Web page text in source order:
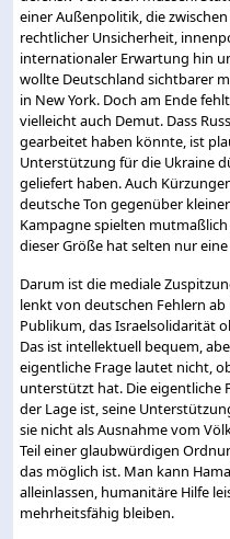
einer Außenpolitik, die
rechtlicher Unsicherheit,
internationaler Erwartung hin
wollte Deutschland sichtbarer
in New York. Doch am Ende
vielleicht auch Demut. Dass
gearbeitet haben könnte, ist
Unterstützung für die Ukraine
geliefert haben. Auch
deutsche Ton gegenüber
Kampagne spielten mutmaßlich
dieser Größe hat selten nur eine
Darum ist die mediale
lenkt von deutschen Fehlern
Publikum, das Israelsolidarität
Das ist intellektuell bequem,
eigentliche Frage lautet nicht,
unterstützt hat. Die eigentliche
der Lage ist, seine
sie nicht als Ausnahme vom
Teil einer glaubwürdigen
das möglich ist. Man kann
alleinlassen, humanitäre Hilfe
mehrheitsfähig bleiben.